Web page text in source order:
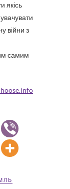
якісь
війни з
самим